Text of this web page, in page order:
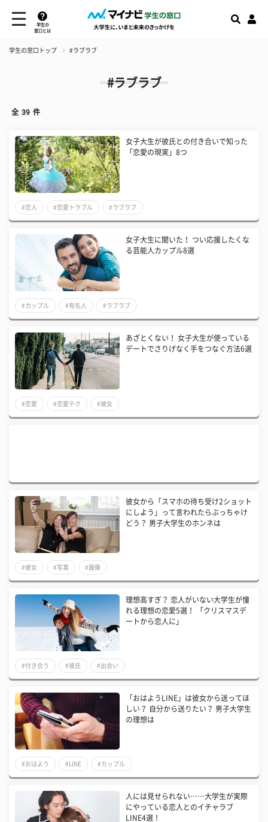
学生の
窓口とは
学生の窓口トップ #ラブラブ
#ラブラブ
全 39 件
女子大生が彼氏との付き合いで知った
「恋愛の現実」8つ
#恋人 #恋愛トラブル #ラブラブ
女子大生に聞いた！ つい応援したくな
る芸能人カップル8選
#カップル #有名人 #ラブラブ
あざとくない！ 女子大生が使っている
デートでさりげなく手をつなぐ方法6選
#恋愛 #恋愛テク #彼女
彼女から「スマホの待ち受け2ショット
にしよう」って言われたらぶっちゃけ
どう？ 男子大学生のホンネは
#彼女 #写真 #画像
理想高すぎ？ 恋人がいない大学生が憧
れる理想の恋愛5選！ 「クリスマスデ
ートから恋人に」
#付き合う #彼氏 #出会い
「おはようLINE」は彼女から送ってほ
しい？ 自分から送りたい？ 男子大学生
の理想は
#おはよう #LINE #カップル
人には見せられない……大学生が実際
にやっている恋人とのイチャラブ
LINE4選！